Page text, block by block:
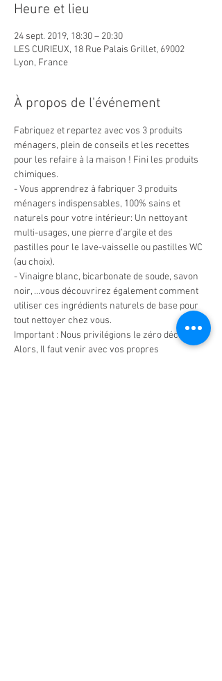
Heure et lieu
24 sept. 2019, 18:30 – 20:30
LES CURIEUX, 18 Rue Palais Grillet, 69002
Lyon, France
À propos de l'événement
Fabriquez et repartez avec vos 3 produits
ménagers, plein de conseils et les recettes
pour les refaire à la maison ! Fini les produits
chimiques.
- Vous apprendrez à fabriquer 3 produits
ménagers indispensables, 100% sains et
naturels pour votre intérieur: Un nettoyant
multi-usages, une pierre d’argile et des
pastilles pour le lave-vaisselle ou pastilles WC
(au choix).
- Vinaigre blanc, bicarbonate de soude, savon
noir, ...vous découvrirez également comment
utiliser ces ingrédients naturels de base pour
tout nettoyer chez vous.
Important : Nous privilégions le zéro déchet !
Alors, Il faut venir avec vos propres